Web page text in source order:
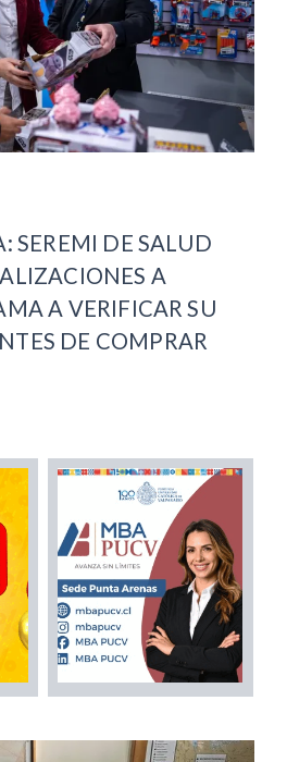
SEREMI DE SALUD
A
A VERIFICAR SU
DE COMPRAR